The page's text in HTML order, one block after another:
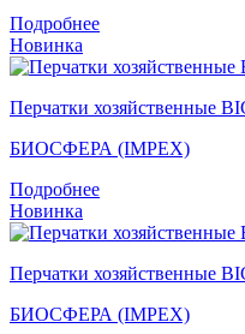
Подробнее
Новинка
Перчатки хозяйственные
БИОСФЕРА (IMPEX)
Подробнее
Новинка
Перчатки хозяйственные
БИОСФЕРА (IMPEX)